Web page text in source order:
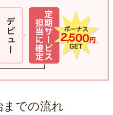
までの流れ